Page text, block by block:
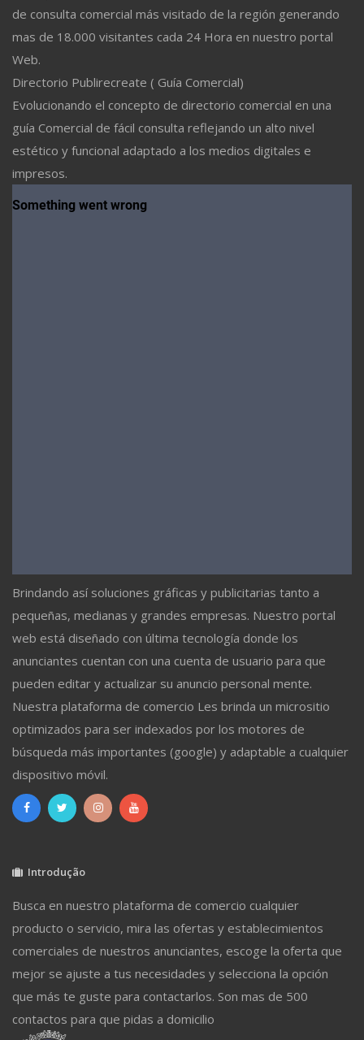
de consulta comercial más visitado de la región generando
mas de 18.000 visitantes cada 24 Hora en nuestro portal
Web.
Directorio Publirecreate ( Guía Comercial)
Evolucionando el concepto de directorio comercial en una
guía Comercial de fácil consulta reflejando un alto nivel
estético y funcional adaptado a los medios digitales e
impresos.
Brindando así soluciones gráficas y publicitarias tanto a
pequeñas, medianas y grandes empresas. Nuestro portal
web está diseñado con última tecnología donde los
anunciantes cuentan con una cuenta de usuario para que
pueden editar y actualizar su anuncio personal mente.
Nuestra plataforma de comercio Les brinda un micrositio
optimizados para ser indexados por los motores de
búsqueda más importantes (google) y adaptable a cualquier
dispositivo móvil.
Introdução
Busca en nuestro plataforma de comercio cualquier
producto o servicio, mira las ofertas y establecimientos
comerciales de nuestros anunciantes, escoge la oferta que
mejor se ajuste a tus necesidades y selecciona la opción
que más te guste para contactarlos. Son mas de 500
contactos para que pidas a domicilio